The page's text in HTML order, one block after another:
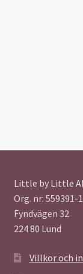
Little by Little
Org. nr: 559391-
Fyndvägen 32
224 80 Lund
Villkor och